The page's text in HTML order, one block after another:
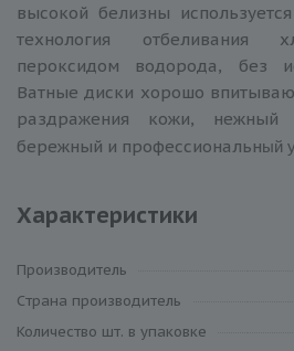
высокой белизны
технология отбеливания
пероксидом водорода, без
Ватные диски хорошо
раздражения кожи, нежный
бережный и профессиональный
Характеристики
Производитель
Cтрана производитель
Количество шт. в упаковке